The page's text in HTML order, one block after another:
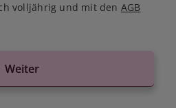
volljährig und mit den AGB
Weiter